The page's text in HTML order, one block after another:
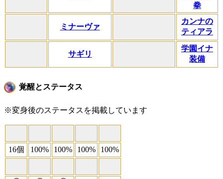
拳
ミナーヴァ
カンナの
ティアラ
サギリ
学園イナ
装備
覚醒とステータス
※変身後のステータスを掲載しています
16個 100% 100% 100% 100%